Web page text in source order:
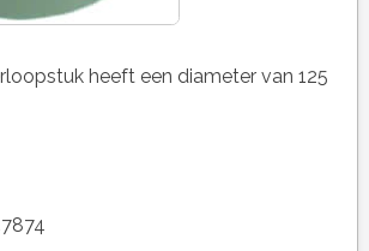
heeft een diameter van 125